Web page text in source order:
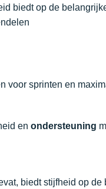
biedt op de
voor sprinten en
en ondersteuning
biedt stijfheid op de